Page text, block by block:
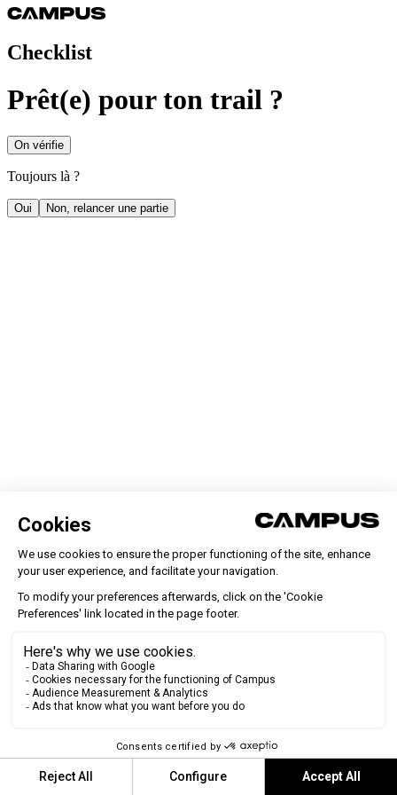
Checklist
Prêt(e) pour ton trail ?
On vérifie
Toujours là ?
Oui Non, relancer une partie